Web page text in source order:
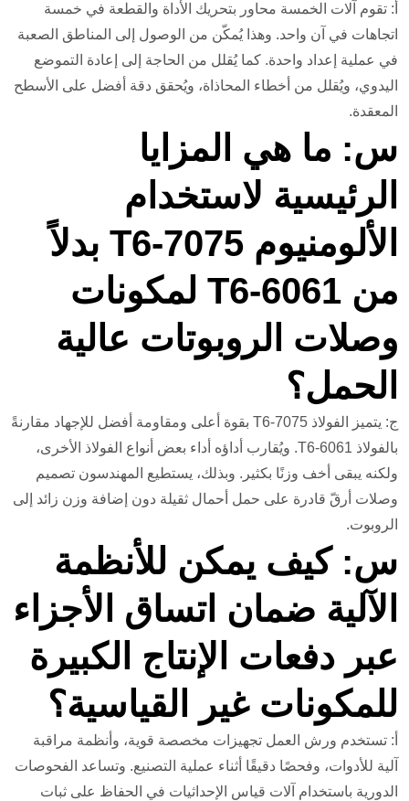
أ: تقوم آلات الخمسة محاور بتحريك الأداة والقطعة في خمسة
اتجاهات في آن واحد. وهذا يُمكّن من الوصول إلى المناطق الصعبة
في عملية إعداد واحدة. كما يُقلل من الحاجة إلى إعادة التموضع
اليدوي، ويُقلل من أخطاء المحاذاة، ويُحقق دقة أفضل على الأسطح
المعقدة.
س: ما هي المزايا
الرئيسية لاستخدام
الألومنيوم 7075-T6 بدلاً
من 6061-T6 لمكونات
وصلات الروبوتات عالية
الحمل؟
ج: يتميز الفولاذ 7075-T6 بقوة أعلى ومقاومة أفضل للإجهاد مقارنةً
بالفولاذ 6061-T6. ويُقارب أداؤه أداء بعض أنواع الفولاذ الأخرى،
ولكنه يبقى أخف وزنًا بكثير. وبذلك، يستطيع المهندسون تصميم
وصلات أرقّ قادرة على حمل أحمال ثقيلة دون إضافة وزن زائد إلى
الروبوت.
س: كيف يمكن للأنظمة
الآلية ضمان اتساق الأجزاء
عبر دفعات الإنتاج الكبيرة
للمكونات غير القياسية؟
أ: تستخدم ورش العمل تجهيزات مخصصة قوية، وأنظمة مراقبة
آلية للأدوات، وفحصًا دقيقًا أثناء عملية التصنيع. وتساعد الفحوصات
الدورية باستخدام آلات قياس الإحداثيات في الحفاظ على ثبات